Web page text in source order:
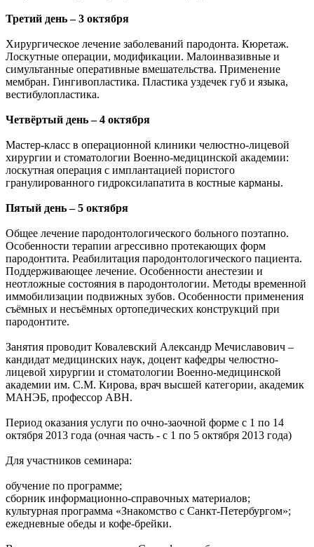
Третий день – 3 октября
Хирургическое лечение заболеваний пародонта. Кюретаж.
Лоскутные операции, модификации. Малоинвазивные и
симультанные оперативные вмешательства. Применение
мембран. Гингивопластика. Пластика уздечек губ и языка,
вестибулопластика.
Четвёртый день – 4 октября
Мастер-класс в операционной клиники челюстно-лицевой
хирургии и стоматологии Военно-медицинской академии:
лоскутная операция с имплантацией пористого
гранулированного гидроксилапатита в костные карманы.
Пятый день – 5 октября
Общее лечение пародонтологического больного поэтапно.
Особенности терапии агрессивно протекающих форм
пародонтита. Реабилитация пародонтологического пациента.
Поддерживающее лечение. Особенности анестезии и
неотложные состояния в пародонтологии. Методы временной
иммобилизации подвижных зубов. Особенности применения
съёмных и несъёмных ортопедических конструкций при
пародонтите.
Занятия проводит Ковалевский Александр Мечиславович –
кандидат медицинских наук, доцент кафедры челюстно-
лицевой хирургии и стоматологии Военно-медицинской
академии им. С.М. Кирова, врач высшей категории, академик
МАНЭБ, профессор АВН.
Период оказания услуги по очно-заочной форме с 1 по 14
октября 2013 года (очная часть - с 1 по 5 октября 2013 года)
Для участников семинара:
обучение по программе;
сборник информационно-справочных материалов;
культурная программа «Знакомство с Санкт-Петербургом»;
ежедневные обеды и кофе-брейки.